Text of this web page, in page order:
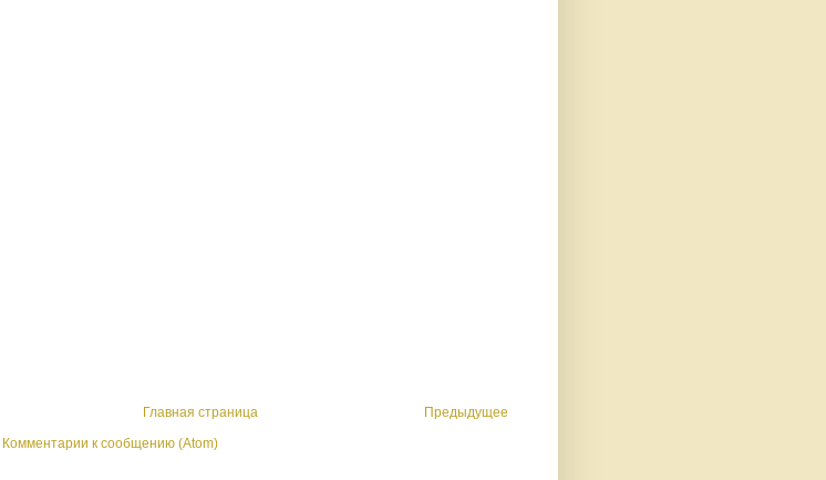
Предыдущее
Главная страница
Комментарии к сообщению (Atom)